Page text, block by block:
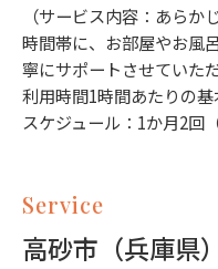
（サービス内容：あら
時間帯に、お部屋やお風
寧にサポートさせていた
利用時間1時間あたりの基
スケジュール：1か月2回
Service
高砂市（兵庫県